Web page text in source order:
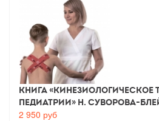
Книга «Кинезиологическое
педиатрии» Н. Суворова-
2 950 руб